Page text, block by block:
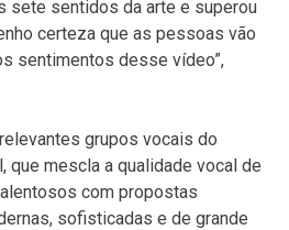
sete sentidos da arte e superou
certeza que as pessoas vão
sentimentos desse vídeo”,
grupos vocais do
que mescla a qualidade vocal de
com propostas
sofisticadas e de grande